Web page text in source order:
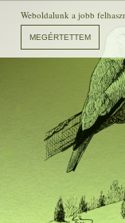
Weboldalunk a jobb